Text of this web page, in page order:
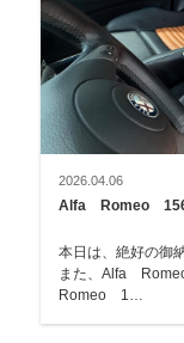
2026.04.06
Alfa Romeo
本日は、絶好の御納車日和です！ 本
また、Alfa Romeo
Romeo 1…